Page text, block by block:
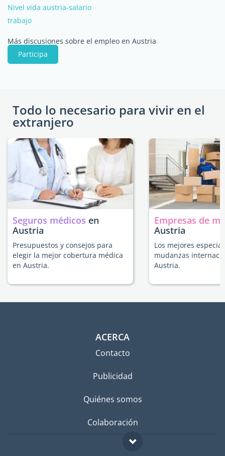
Nivel vida austria-salario
trabajo
Más discusiones sobre el empleo en Austria
Participa
Todo lo necesario para vivir en el
extranjero
Seguros médicos en
Austria
Presupuestos y consejos para
elegir la mejor cobertura médica
en Austria.
Empresas de
Austria
Los mejores
mudanzas
Austria.
ACERCA
Contacto
Publicidad
Quiénes somos
Colaboración